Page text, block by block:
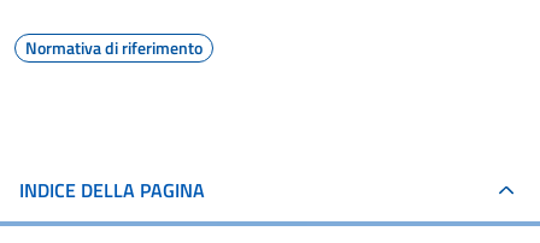
Normativa di riferimento
INDICE DELLA PAGINA